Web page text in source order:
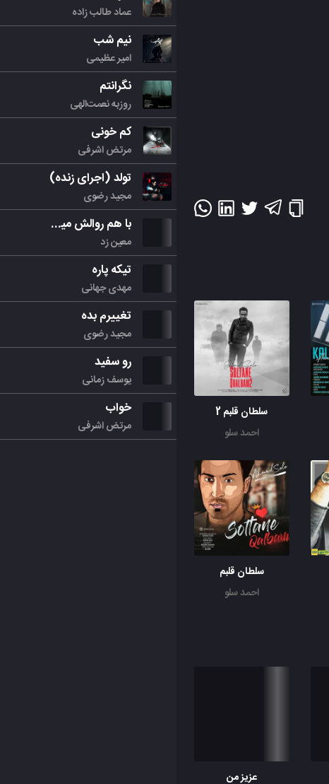
سلطان قلبم 2
احمد سلو
سلطان قلبم
احمد سلو
عزیز من
عماد طالب زاده
نیم شب
امیر عظیمی
نگرانتم
روزبه نعمت‌الهی
کم خونی
مرتض اشرفی
تولد (اجرای زنده)
مجید رضوی
با هم روالش میکنیم
معین زد
تیکه پاره
مهدی جهانی
تغییرم بده
مجید رضوی
رو سفید
یوسف زمانی
خواب
مرتض اشرفی